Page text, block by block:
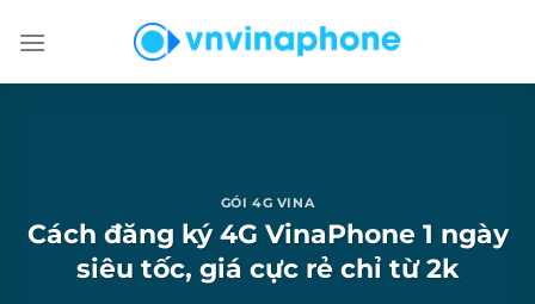
đến
GÓI 4G VINA
Cách đăng ký 4G VinaPhone 1 ngày
siêu tốc, giá cực rẻ chỉ từ 2k